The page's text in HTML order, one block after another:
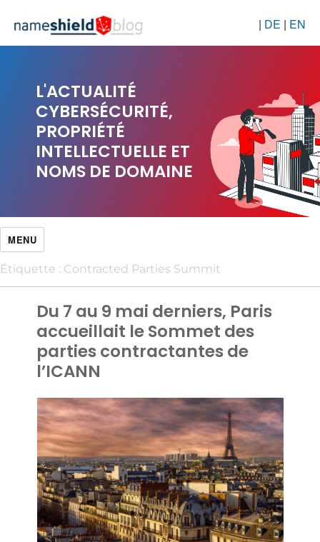
| DE | EN
L'ACTUALITÉ
CYBERSÉCURITÉ,
PROPRIÉTÉ
INTELLECTUELLE ET
NOMS DE DOMAINE
MENU
Étiquette : Contracted Parties Summit
Du 7 au 9 mai derniers, Paris
accueillait le Sommet des
parties contractantes de
l’ICANN